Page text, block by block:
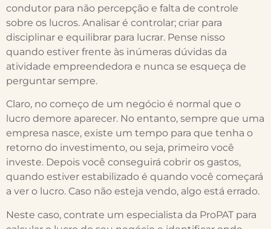
condutor para não percepção e falta de controle
sobre os lucros. Analisar é controlar; criar para
disciplinar e equilibrar para lucrar. Pense nisso
quando estiver frente às inúmeras dúvidas da
atividade empreendedora e nunca se esqueça de
perguntar sempre.
Claro, no começo de um negócio é normal que o
lucro demore aparecer. No entanto, sempre que uma
empresa nasce, existe um tempo para que tenha o
retorno do investimento, ou seja, primeiro você
investe. Depois você conseguirá cobrir os gastos,
quando estiver estabilizado é quando você começará
a ver o lucro. Caso não esteja vendo, algo está errado.
Neste caso, contrate um especialista da ProPAT para